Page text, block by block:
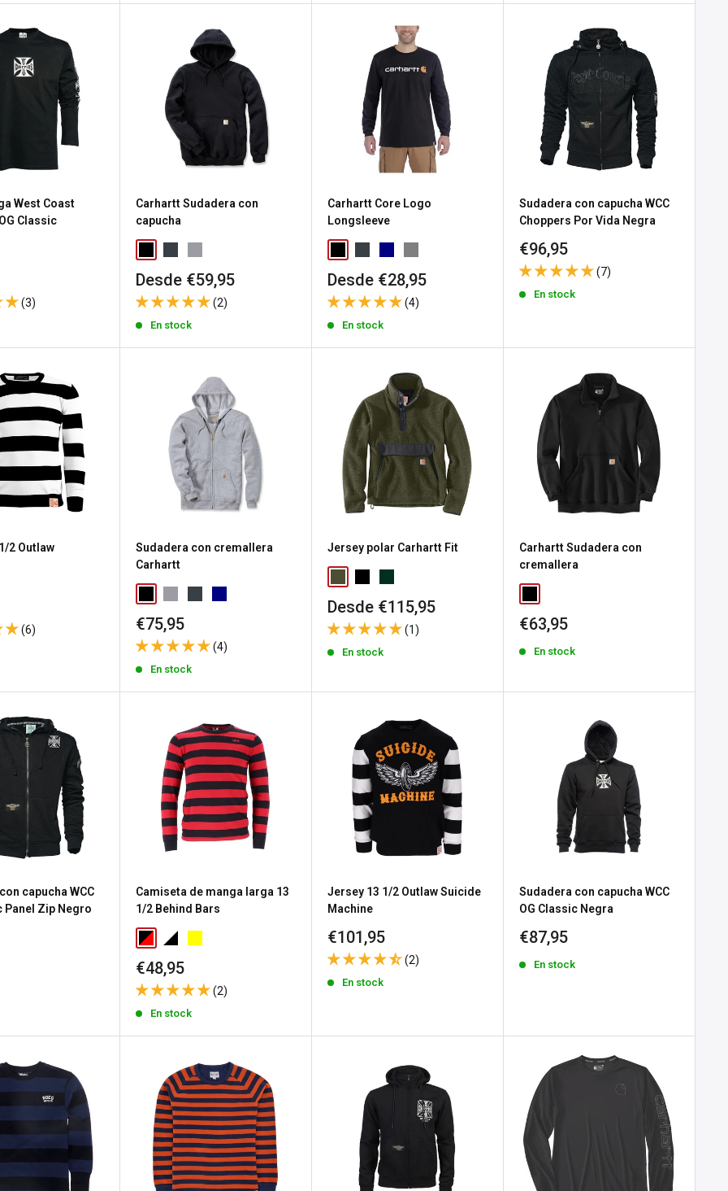
West Coast
Classic
(3)
Carhartt Sudadera con
capucha
Precio
de
venta
Desde €59,95
(2)
En stock
Carhartt Core Logo
Longsleeve
Precio
de
venta
Desde €28,95
(4)
En stock
Sudadera con capucha WCC
Choppers Por Vida Negra
Precio
de
venta
€96,95
(7)
En stock
2 Outlaw
(6)
Sudadera con cremallera
Carhartt
Precio
de
venta
€75,95
(4)
En stock
Jersey polar Carhartt Fit
Precio
de
venta
Desde €115,95
(1)
En stock
Carhartt Sudadera con
cremallera
Precio
venta
€63,95
En stock
capucha WCC
Panel Zip Negro
Camiseta de manga larga 13
1/2 Behind Bars
Precio
de
venta
€48,95
(2)
En stock
Jersey 13 1/2 Outlaw Suicide
Machine
Precio
de
venta
€101,95
(2)
En stock
Sudadera con capucha WCC
OG Classic Negra
Precio
venta
€87,95
En stock